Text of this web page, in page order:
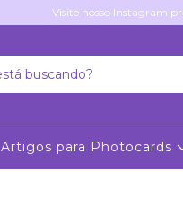
Visite nosso Instagram
Artigos para Photocards